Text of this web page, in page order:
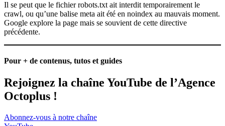
Il se peut que le fichier robots.txt ait interdit temporairement le
crawl, ou qu’une balise meta ait été en noindex au mauvais moment.
Google explore la page mais se souvient de cette directive
précédente.
Pour + de contenus, tutos et guides
Rejoignez la chaîne YouTube de l’Agence
Octoplus !
Abonnez-vous à notre chaîne